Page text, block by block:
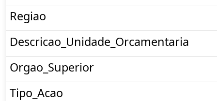
Regiao
Descricao_Unidade_Orcamentaria
Orgao_Superior
Tipo_Acao